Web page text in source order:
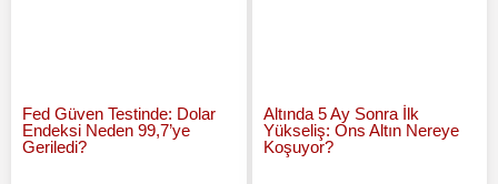
Fed Güven Testinde: Dolar
Endeksi Neden 99,7’ye
Geriledi?
Altında 5 Ay Sonra İlk
Yükseliş: Ons Altın Nereye
Koşuyor?